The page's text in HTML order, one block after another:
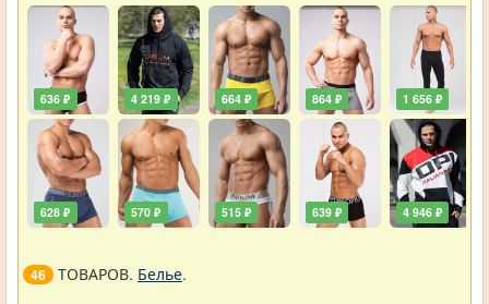
636 ₽
628 ₽
4 219 ₽
570 ₽
664 ₽
515 ₽
864 ₽
639 ₽
1 656 ₽
4 946 ₽
46 ТОВАРОВ. Белье.